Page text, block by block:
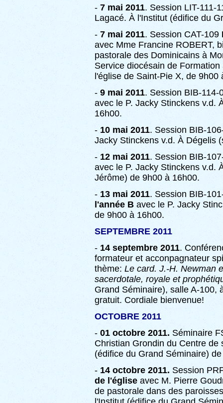
- 7 mai 2011. Session LIT-111-
Lagacé. À l'Institut (édifice du
- 7 mai 2011. Session CAT-109
avec Mme Francine ROBERT,
pastorale des Dominicains à
Service diocésain de
l'église de Saint-Pie X, de 9h00
- 9 mai 2011. Session BIB-
avec le P. Jacky Stinckens v.d.
16h00.
- 10 mai 2011. Session BIB-
Jacky Stinckens v.d. À Dégelis
- 12 mai 2011. Session BIB-
avec le P. Jacky Stinckens v.d.
Jérôme) de 9h00 à 16h00.
- 13 mai 2011. Session BIB-
l'année B avec le P. Jacky
de 9h00 à 16h00.
SEPTEMBRE 2011
- 14 septembre 2011.
formateur et acconpagnateur
thème: Le card. J.-H. Newman
sacerdotale, royale et
Grand Séminaire), salle A-100,
gratuit. Cordiale bienvenue!
OCTOBRE 2011
- 01 octobre 2011. Séminaire
Christian Grondin du Centre
(édifice du Grand Séminaire)
- 14 octobre 2011. Session
de l'église avec M. Pierre
de pastorale dans des